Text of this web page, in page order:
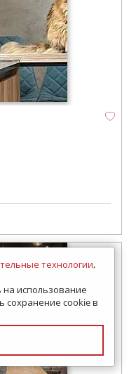
технологии,
на использование
сохранение cookie в